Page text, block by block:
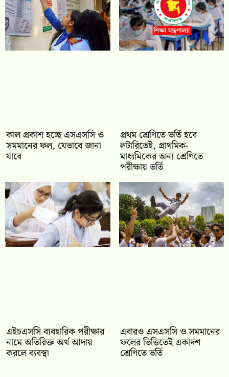
কাল প্রকাশ হচ্ছে এসএসসি ও
সমমানের ফল, যেভাবে জানা
যাবে
প্রথম শ্রেণিতে ভর্তি হবে
লটারিতেই, প্রাথমিক-
মাধ্যমিকের অন্য শ্রেণিতে
পরীক্ষায় ভর্তি
এইচএসসি ব্যবহারিক পরীক্ষার
নামে অতিরিক্ত অর্থ আদায়
করলে ব্যবস্থা
‎এবারও এসএসসি ও সমমানের
ফলের ভিত্তিতেই একাদশ
শ্রেণিতে ভর্তি